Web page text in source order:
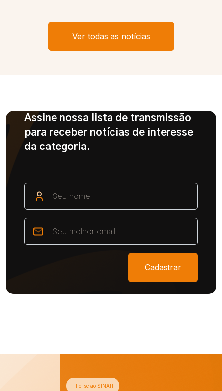
Ver todas as notícias
Assine nossa lista de transmissão
para receber notícias de interesse
da categoria.
Cadastrar